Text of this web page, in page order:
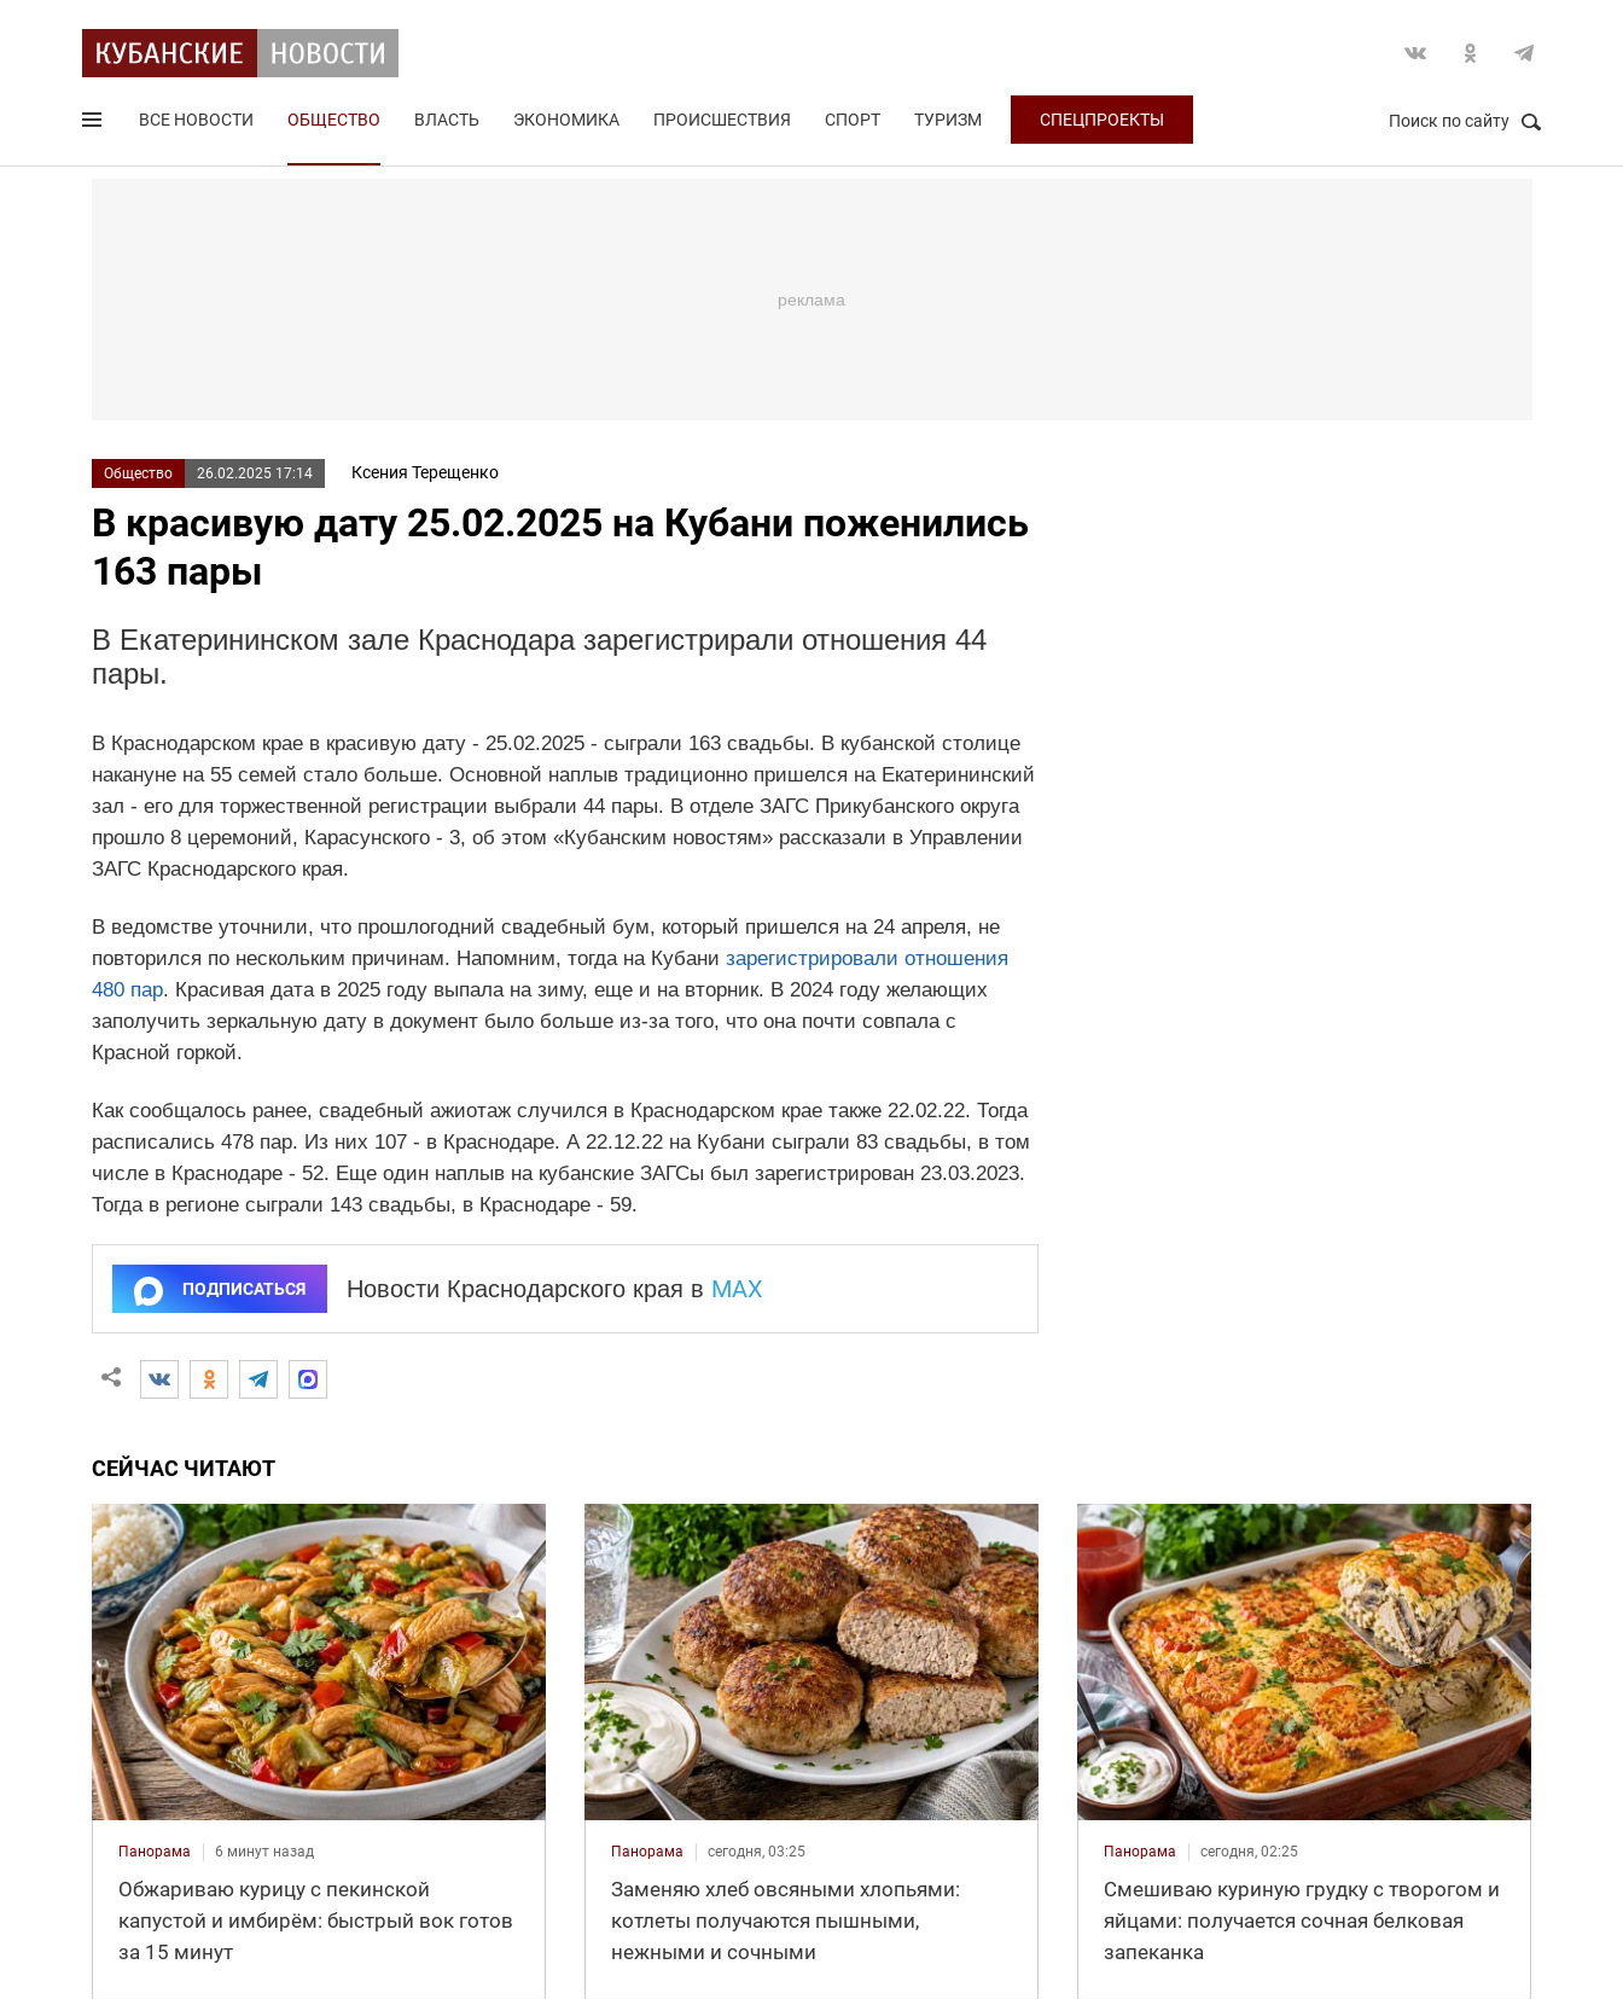
ВСЕ НОВОСТИ ОБЩЕСТВО ВЛАСТЬ ЭКОНОМИКА ПРОИСШЕСТВИЯ СПОРТ ТУРИЗМ СПЕЦПРОЕКТЫ Поиск по сайту
Общество 26.02.2025 17:14 Ксения Терещенко
В красивую дату 25.02.2025 на Кубани поженились
163 пары
В Екатерининском зале Краснодара зарегистрирали отношения 44
пары.
В Краснодарском крае в красивую дату - 25.02.2025 - сыграли 163 свадьбы. В кубанской столице
накануне на 55 семей стало больше. Основной наплыв традиционно пришелся на Екатерининский
зал - его для торжественной регистрации выбрали 44 пары. В отделе ЗАГС Прикубанского округа
прошло 8 церемоний, Карасунского - 3, об этом «Кубанским новостям» рассказали в Управлении
ЗАГС Краснодарского края.
В ведомстве уточнили, что прошлогодний свадебный бум, который пришелся на 24 апреля, не
повторился по нескольким причинам. Напомним, тогда на Кубани зарегистрировали отношения
480 пар. Красивая дата в 2025 году выпала на зиму, еще и на вторник. В 2024 году желающих
заполучить зеркальную дату в документ было больше из-за того, что она почти совпала с
Красной горкой.
Как сообщалось ранее, свадебный ажиотаж случился в Краснодарском крае также 22.02.22. Тогда
расписались 478 пар. Из них 107 - в Краснодаре. А 22.12.22 на Кубани сыграли 83 свадьбы, в том
числе в Краснодаре - 52. Еще один наплыв на кубанские ЗАГСы был зарегистрирован 23.03.2023.
Тогда в регионе сыграли 143 свадьбы, в Краснодаре - 59.
ПОДПИСАТЬСЯ Новости Краснодарского края в MAX
СЕЙЧАС ЧИТАЮТ
Панорама 6 минут назад
Обжариваю курицу с пекинской
капустой и имбирём: быстрый вок готов
за 15 минут
Панорама сегодня, 03:25
Заменяю хлеб овсяными хлопьями:
котлеты получаются пышными,
нежными и сочными
Панорама сегодня, 02:25
Смешиваю куриную грудку с творогом и
яйцами: получается сочная белковая
запеканка